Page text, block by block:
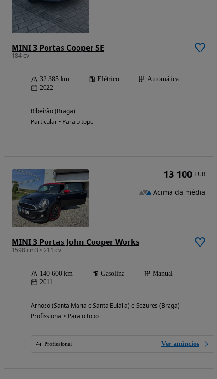
MINI 3 Portas Cooper SE
184 cv
32 385 km Elétrico
Automática
2022
Ribeirão (Braga)
Particular • Para o topo
MINI 3 Portas John Cooper Works
1598 cm3 • 211 cv
140 600 km Gasolina
Manual
2011
Arnoso (Santa Maria e Santa Eulália) e Sezures (Braga)
Profissional • Para o topo
Profissional Ver anúncios
13 100 EUR
Acima da média